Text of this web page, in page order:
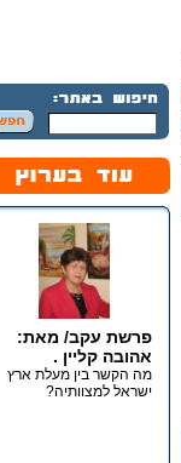
פרשת עקב/ מאת:
אהובה קליין .
מה הקשר בין מעלת ארץ
ישראל למצוותיה?